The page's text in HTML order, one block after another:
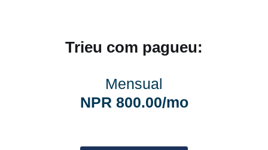
Trieu com pagueu:
Mensual
NPR 800.00/mo